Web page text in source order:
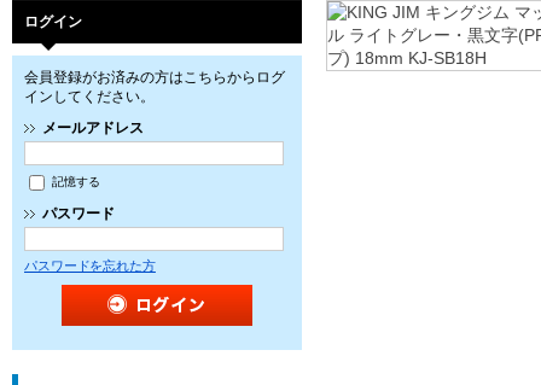
ログイン
会員登録がお済みの方はこちらからログ
インしてください。
メールアドレス
記憶する
パスワード
パスワードを忘れた方